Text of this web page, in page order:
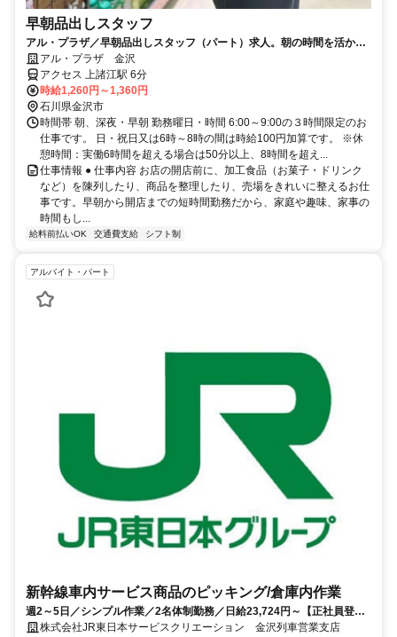
早朝品出しスタッフ
アル・プラザ／早朝品出しスタッフ（パート）求人。朝の時間を活かし
てお仕事しませんか？
アル・プラザ 金沢
アクセス 上諸江駅 6分
時給1,260円～1,360円
石川県金沢市
時間帯 朝、深夜・早朝 勤務曜日・時間 6:00～9:00の３時間限定のお
仕事です。 日・祝日又は6時～8時の間は時給100円加算です。 ※休
憩時間：実働6時間を超える場合は50分以上、8時間を超え...
仕事情報 ● 仕事内容 お店の開店前に、加工食品（お菓子・ドリンク
など）を陳列したり、商品を整理したり、売場をきれいに整えるお仕
事です。早朝から開店までの短時間勤務だから、家庭や趣味、家事の
時間もし...
給料前払いOK 交通費支給 シフト制
アルバイト・パート
新幹線車内サービス商品のピッキング/倉庫内作業
週2～5日／シンプル作業／2名体制勤務／日給23,724円～【正社員登用
あり】
株式会社JR東日本サービスクリエーション 金沢列車営業支店